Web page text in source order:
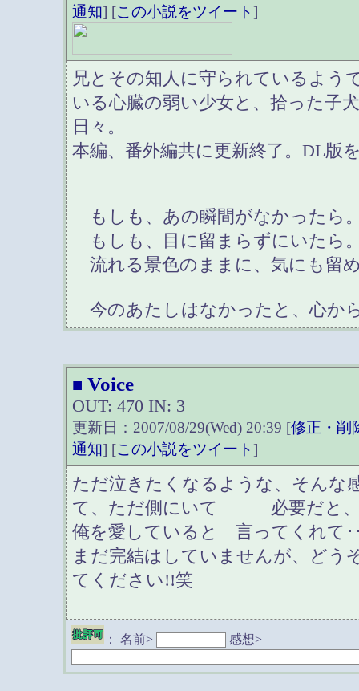
通知] [この小説をツイート]
兄とその知人に守られているよう
いる心臓の弱い少女と、拾った子
日々。
本編、番外編共に更新終了。DL版
もしも、あの瞬間がなかったら
もしも、目に留まらずにいたら
流れる景色のままに、気にも留
今のあたしはなかったと、心か
■ Voice
OUT: 470 IN: 3
更新日：2007/08/29(Wed) 20:39 [修正・削
通知] [この小説をツイート]
ただ泣きたくなるような、そんな
て、ただ側にいて 必要だと、
俺を愛していると 言ってくれて･
まだ完結はしていませんが、どう
てください!!笑
：名前> 感想>